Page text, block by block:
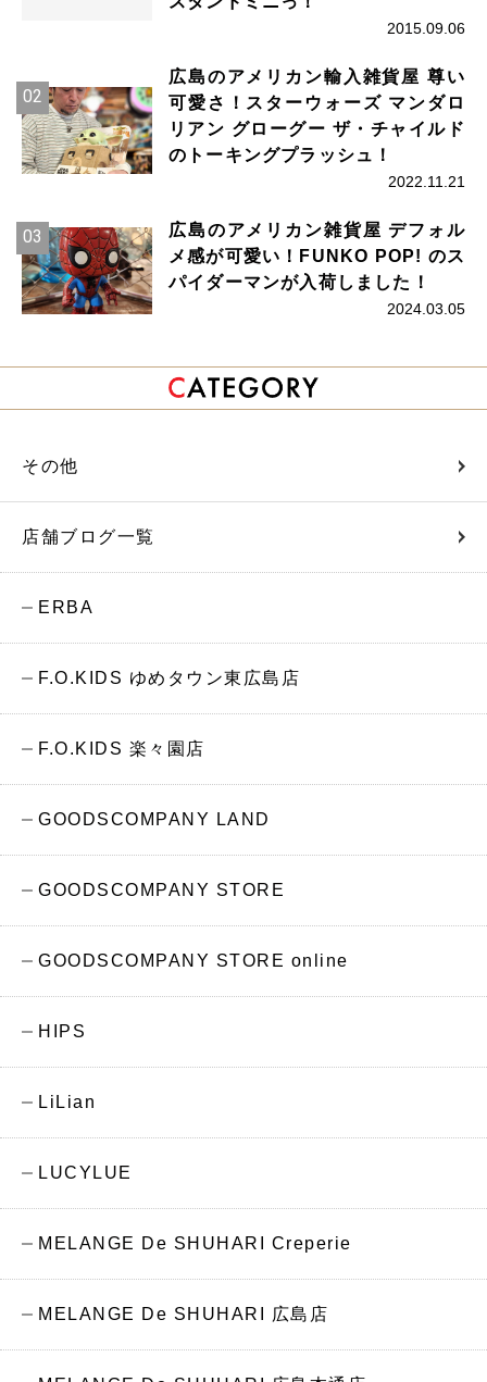
2015.09.06
広島のアメリカン輸入雑貨屋 尊い
可愛さ！スターウォーズ マンダロ
リアン グローグー ザ・チャイルド
のトーキングプラッシュ！
2022.11.21
広島のアメリカン雑貨屋 デフォル
メ感が可愛い！FUNKO POP! のス
パイダーマンが入荷しました！
2024.03.05
その他
店舗ブログ一覧
ERBA
F.O.KIDS ゆめタウン東広島店
F.O.KIDS 楽々園店
GOODSCOMPANY LAND
GOODSCOMPANY STORE
GOODSCOMPANY STORE online
HIPS
LiLian
LUCYLUE
MELANGE De SHUHARI Creperie
MELANGE De SHUHARI 広島店